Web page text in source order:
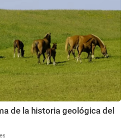
de la historia geológica del